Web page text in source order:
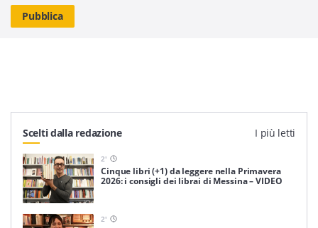
Scelti dalla redazione I più letti
2'
Cinque libri (+1) da leggere nella Primavera
2026: i consigli dei librai di Messina – VIDEO
2'